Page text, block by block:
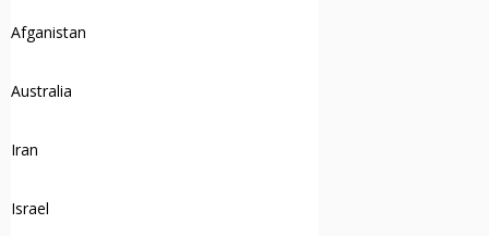
Afganistan
Australia
Iran
Israel